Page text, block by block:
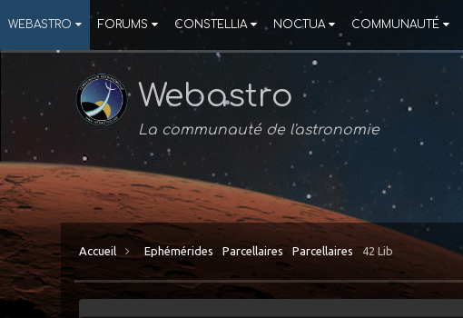
WEBASTRO FORUMS CONSTELLIA NOCTUA COMMUNAUTÉ
Webastro
La communauté de l'astronomie
Accueil Ephémérides Parcellaires Parcellaires 42 Lib